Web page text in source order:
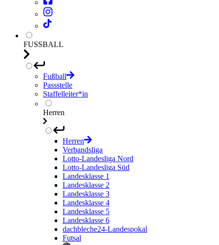
FUSSBALL
Fußball
Passstelle
Staffelleiter*in
Herren
Herren
Verbandsliga
Lotto-Landesliga Nord
Lotto-Landesliga Süd
Landesklasse 1
Landesklasse 2
Landesklasse 3
Landesklasse 4
Landesklasse 5
Landesklasse 6
dachbleche24-Landespokal
Futsal